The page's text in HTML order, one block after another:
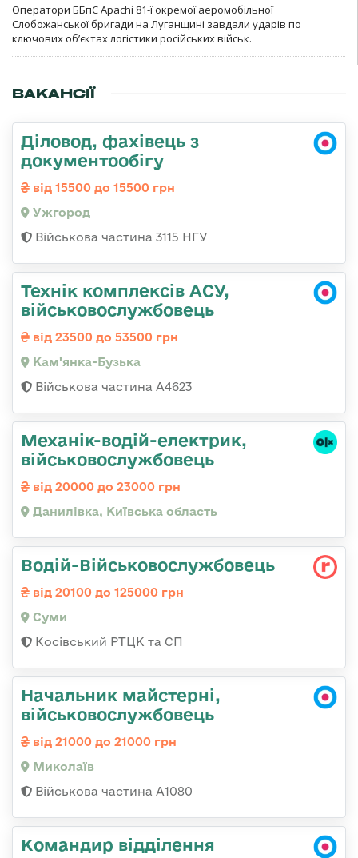
Оператори ББпС Apachi 81-ї окремої аеромобільної
Слобожанської бригади на Луганщині завдали ударів по
ключових об’єктах логістики російських військ.
ВАКАНСІЇ
Діловод, фахівець з
документообігу
від 15500 до 15500 грн
Ужгород
Військова частина 3115 НГУ
Технік комплексів АСУ,
військовослужбовець
від 23500 до 53500 грн
Кам'янка-Бузька
Військова частина А4623
Механік-водій-електрик,
військовослужбовець
від 20000 до 23000 грн
Данилівка, Київська область
Водій-Військовослужбовець
від 20100 до 125000 грн
Суми
Косівський РТЦК та СП
Начальник майстерні,
військовослужбовець
від 21000 до 21000 грн
Миколаїв
Військова частина А1080
Командир відділення